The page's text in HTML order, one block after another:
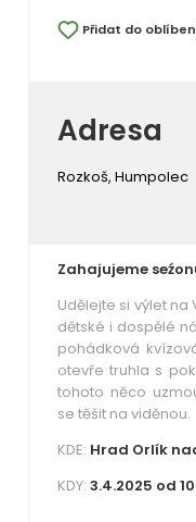
Přidat do
Adresa
Rozkoš, Humpolec
Zahajujeme
Udělejte si výlet
dětské i dospělé
pohádková
otevře truhla s
tohoto něco
se těšit na viděnou.
KDE: Hrad Orlík
KDY: 3.4.2025 od